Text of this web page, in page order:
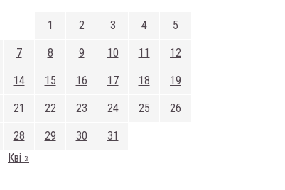
1 2 3 4 5
7 8 9 10 11 12
14 15 16 17 18 19
21 22 23 24 25 26
28 29 30
31
Кві »